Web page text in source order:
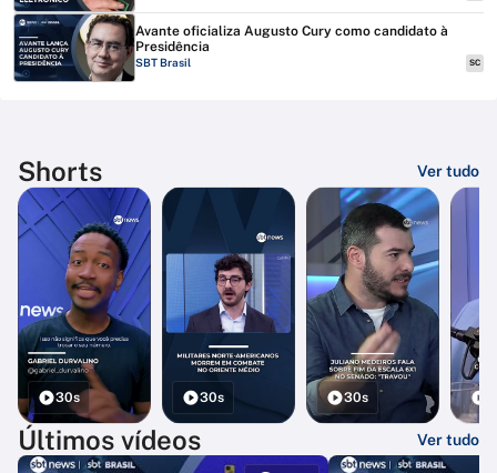
Avante oficializa Augusto Cury como candidato à
Presidência
SBT Brasil SC
Shorts Ver tudo
30s 30s 30s
Últimos vídeos Ver tudo